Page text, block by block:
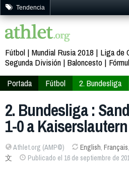
Tendencia
Fútbol Mundial Rusia 2018 Liga de
Segunda División Baloncesto
Portada
Fútbol 2. Bundesliga
2. Bundesliga :
1-0 a Kaiserslautern
Athlet.org (AMP©) English, Français,
文
Publicado el 16 de septiembre de